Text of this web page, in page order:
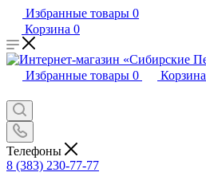
Избранные товары 0
Корзина 0
Избранные товары 0 Корзина
Телефоны
8 (383) 230-77-77